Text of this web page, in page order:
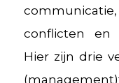
conflicten en
Hier zijn drie